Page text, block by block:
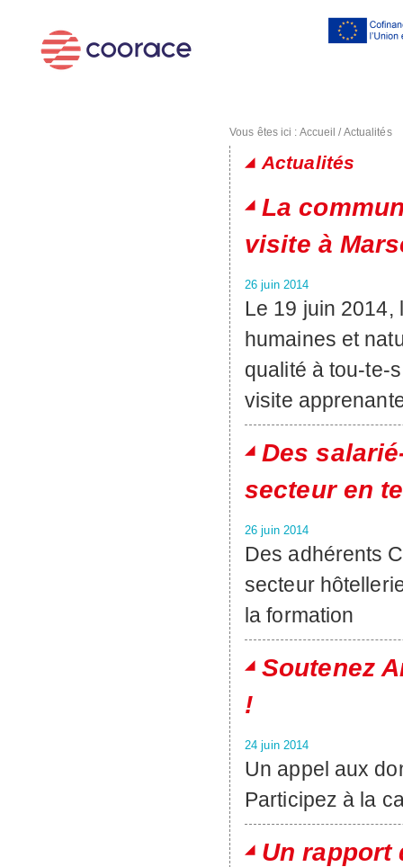
Vous êtes ici : Accueil /Actualités
Actualités
La
visite à
26 juin 2014
Le 19 juin 2014,
humaines et
qualité à tou-te-
visite
Des
secteur en
26 juin 2014
Des adhérents
secteur
la formation
Soutenez
!
24 juin 2014
Un appel aux
Participez à la
Un rapport
Pages